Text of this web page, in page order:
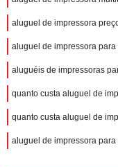
aluguel de impressora
aluguel de impressora
aluguéis de impressoras
quanto custa aluguel de
quanto custa aluguel de
aluguel de impressora